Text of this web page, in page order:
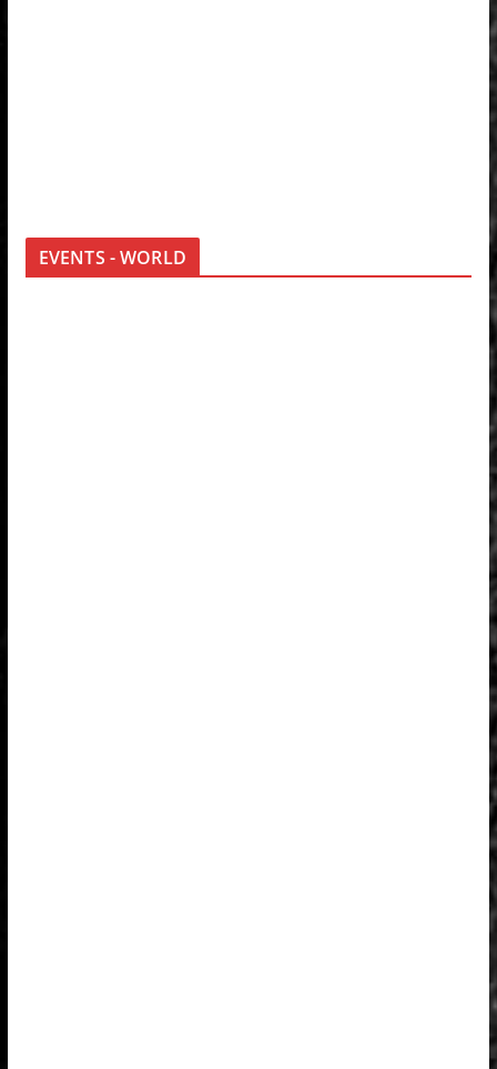
EVENTS - WORLD